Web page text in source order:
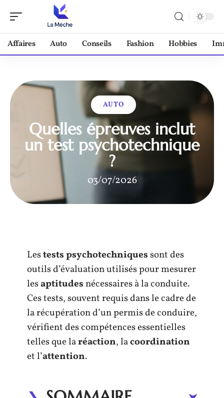
Affaires Auto Conseils Fashion Hobbies
AUTO
Quelles épreuves inclut
un test psychotechnique
?
03/07/2026
Lestests psychotechniquessont des
outils d’évaluation utilisés pour mesurer
lesaptitudesnécessaires à la conduite.
Ces tests, souvent requis dans le cadre de
la récupération d’un permis de conduire,
vérifient des compétences essentielles
telles que laréaction, lacoordination
et l’attention.